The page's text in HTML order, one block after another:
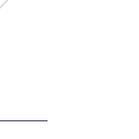
ログ(PDF形式)